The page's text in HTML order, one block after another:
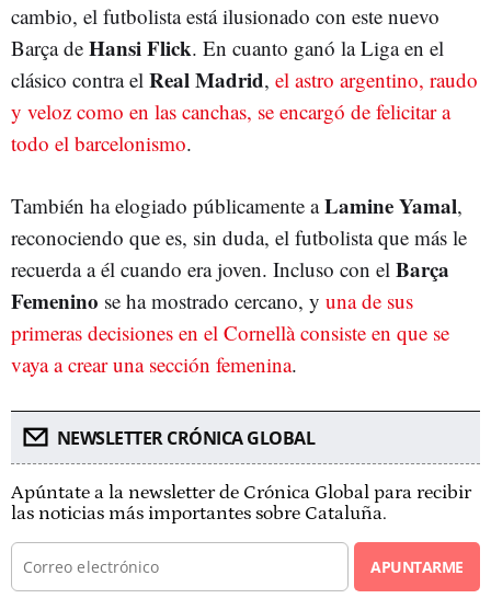
cambio, el futbolista está ilusionado con este nuevo
Barça de HansiFlick. En cuanto ganó la Liga en el
clásico contra el RealMadrid, el astro argentino, raudo
y veloz como en las canchas, se encargó de felicitar a
todo el barcelonismo.
También ha elogiado públicamente aLamineYamal,
reconociendo que es, sin duda, el futbolista que más le
recuerda a él cuando era joven. Incluso con el Barça
Femenino se ha mostrado cercano, y una de sus
primeras decisiones en el Cornellà consiste en que se
vaya a crear una sección femenina.
NEWSLETTER CRÓNICA GLOBAL
Apúntate a la newsletter de Crónica Global para recibir
las noticias más importantes sobre Cataluña.
APUNTARME